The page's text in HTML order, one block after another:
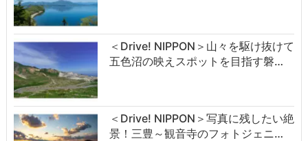
＜Drive! NIPPON＞山々を駆け抜けて
五色沼の映えスポットを目指す磐…
＜Drive! NIPPON＞写真に残したい絶
景！三豊～観音寺のフォトジェニ…